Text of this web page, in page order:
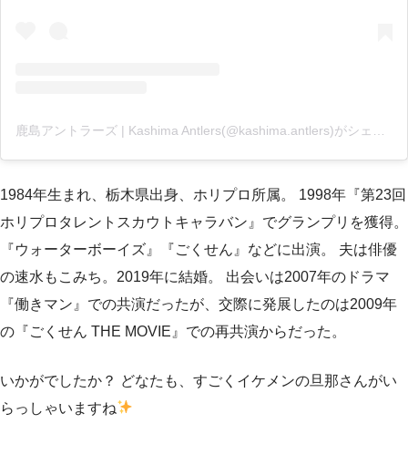
1984年生まれ、栃木県出身、ホリプロ所属。 1998年『第23回
ホリプロタレントスカウトキャラバン』でグランプリを獲得。
『ウォーターボーイズ』『ごくせん』などに出演。 夫は俳優
の速水もこみち。2019年に結婚。 出会いは2007年のドラマ
『働きマン』での共演だったが、交際に発展したのは2009年
の『ごくせん THE MOVIE』での再共演からだった。
いかがでしたか？ どなたも、すごくイケメンの旦那さんがい
らっしゃいますね